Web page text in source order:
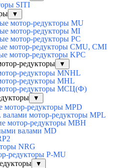
SITI
▼
мотор-редукторы MU
мотор-редукторы MI
мотор-редукторы PC
мотор-редукторы CMU, CMI
мотор-редукторы KPC
редукторы
▼
редукторы MNHL
редукторы MHL
редукторы МСЦ(Ф)
▼
мотор-редукторы MPD
мотор-редукторы MPL
мотор-редукторы MBH
валами MD
NRG
редукторы P-MU
▼